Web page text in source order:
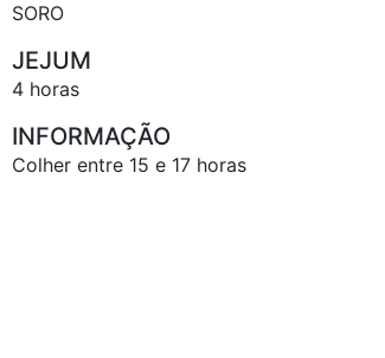
SORO
JEJUM
4 horas
INFORMAÇÃO
Colher entre 15 e 17 horas